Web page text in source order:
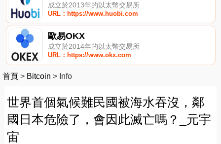
成立於2013年的以太幣交易所
URL：https://www.huobi.com
歐易OKX
成立於2014年的以太幣交易所
URL：https://www.okx.com
首頁 > Bitcoin > Info
世界首個氣候難民國被海水吞沒，鄰
國日本危險了，會因此滅亡嗎？_元宇
宙